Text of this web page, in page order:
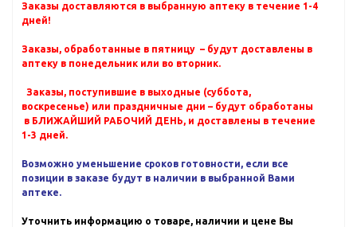
Заказы доставляются в выбранную аптеку в течение 1-4
дней!
Заказы, обработанные в пятницу – будут доставлены в
аптеку в понедельник или во вторник.
Заказы, поступившие в выходные (суббота,
воскресенье) или праздничные дни – будут обработаны
в БЛИЖАЙШИЙ РАБОЧИЙ ДЕНЬ, и доставлены в течение
1-3 дней.
Возможно уменьшение сроков готовности, если все
позиции в заказе будут в наличии в выбранной Вами
аптеке.
Уточнить информацию о товаре, наличии и цене Вы